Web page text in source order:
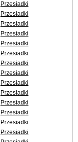
Przesiadki
Przesiadki
Przesiadki
Przesiadki
Przesiadki
Przesiadki
Przesiadki
Przesiadki
Przesiadki
Przesiadki
Przesiadki
Przesiadki
Przesiadki
Przesiadki